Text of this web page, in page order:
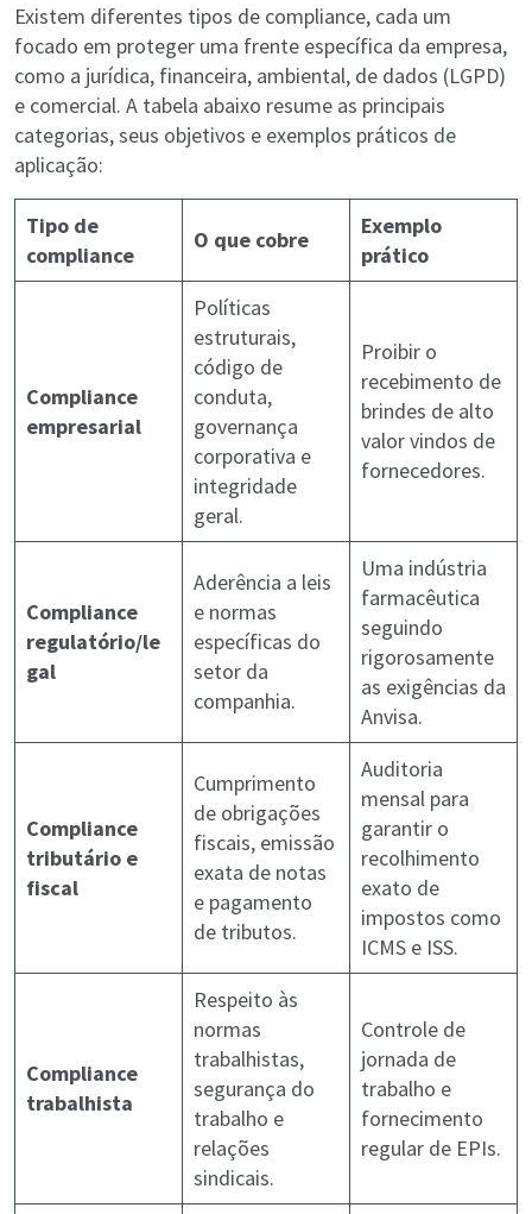
Existem diferentes tipos de compliance, cada um
focado em proteger uma frente específica da empresa,
como a jurídica, financeira, ambiental, de dados (LGPD)
e comercial. A tabela abaixo resume as principais
categorias, seus objetivos e exemplos práticos de
aplicação:
Tipo de
compliance
O que cobre
Exemplo
prático
Compliance
empresarial
Políticas
estruturais,
código de
conduta,
governança
corporativa e
integridade
geral.
Proibir o
recebimento de
brindes de alto
valor vindos de
fornecedores.
Compliance
regulatório/le
gal
Aderência a leis
e normas
específicas do
setor da
companhia.
Uma indústria
farmacêutica
seguindo
rigorosamente
as exigências da
Anvisa.
Compliance
tributário e
fiscal
Cumprimento
de obrigações
fiscais, emissão
exata de notas
e pagamento
de tributos.
Auditoria
mensal para
garantir o
recolhimento
exato de
impostos como
ICMS e ISS.
Compliance
trabalhista
Respeito às
normas
trabalhistas,
segurança do
trabalho e
relações
sindicais.
Controle de
jornada de
trabalho e
fornecimento
regular de EPIs.